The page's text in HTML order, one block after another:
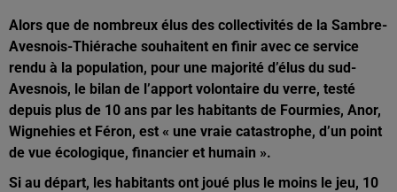
Alors que de nombreux élus des collectivités de la Sambre-
Avesnois-Thiérache souhaitent en finir avec ce service
rendu à la population, pour une majorité d’élus du sud-
Avesnois, le bilan de l’apport volontaire du verre, testé
depuis plus de 10 ans par les habitants de Fourmies, Anor,
Wignehies et Féron, est « une vraie catastrophe, d’un point
de vue écologique, financier et humain ».
Si au départ, les habitants ont joué plus le moins le jeu, 10